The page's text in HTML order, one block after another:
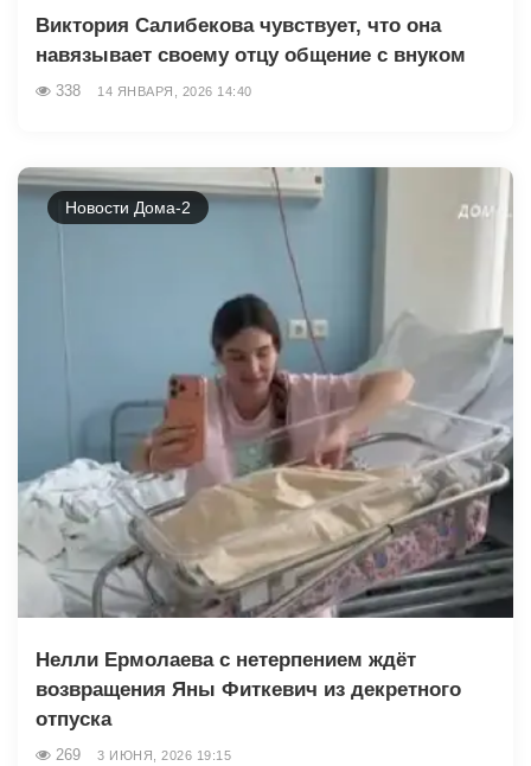
Виктория Салибекова чувствует, что она
навязывает своему отцу общение с внуком
338 14 ЯНВАРЯ, 2026 14:40
Новости Дома-2
Нелли Ермолаева с нетерпением ждёт
возвращения Яны Фиткевич из декретного
отпуска
269 3 ИЮНЯ, 2026 19:15